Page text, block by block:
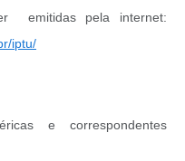
emitidas pela internet:
iptu/
e correspondentes